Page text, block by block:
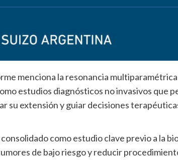
menciona la resonancia
estudios diagnósticos no invasivos que
su extensión y guiar decisiones
como estudio clave previo a la
de bajo riesgo y reducir